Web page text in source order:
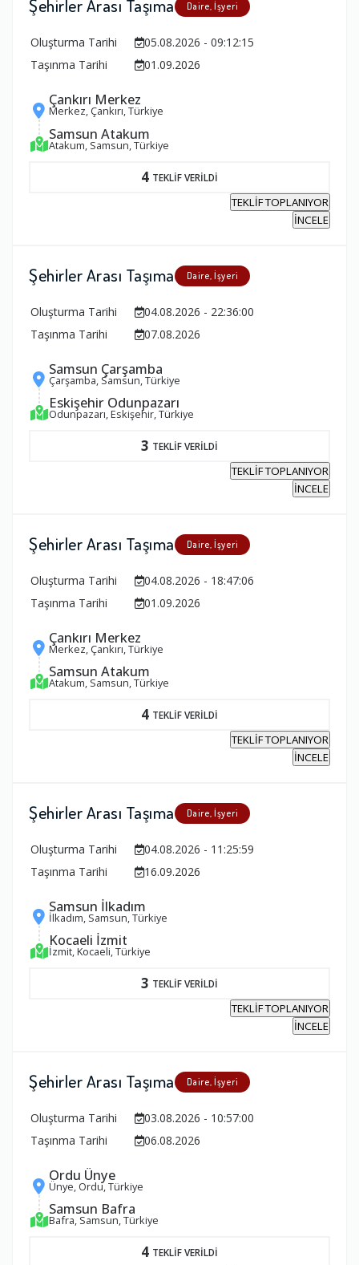
Şehirler Arası Taşıma Daire, İşyeri
Oluşturma Tarihi
05.08.2026 - 09:12:15
Taşınma Tarihi
01.09.2026
Çankırı Merkez
Merkez, Çankırı, Türkiye
Samsun Atakum
Atakum, Samsun, Türkiye
4 TEKLİF VERİLDİ
TEKLİF TOPLANIYOR
İNCELE
Şehirler Arası Taşıma Daire, İşyeri
Oluşturma Tarihi
04.08.2026 - 22:36:00
Taşınma Tarihi
07.08.2026
Samsun Çarşamba
Çarşamba, Samsun, Türkiye
Eskişehir Odunpazarı
Odunpazarı, Eskişehir, Türkiye
3 TEKLİF VERİLDİ
TEKLİF TOPLANIYOR
İNCELE
Şehirler Arası Taşıma Daire, İşyeri
Oluşturma Tarihi
04.08.2026 - 18:47:06
Taşınma Tarihi
01.09.2026
Çankırı Merkez
Merkez, Çankırı, Türkiye
Samsun Atakum
Atakum, Samsun, Türkiye
4 TEKLİF VERİLDİ
TEKLİF TOPLANIYOR
İNCELE
Şehirler Arası Taşıma Daire, İşyeri
Oluşturma Tarihi
04.08.2026 - 11:25:59
Taşınma Tarihi
16.09.2026
Samsun İlkadım
İlkadım, Samsun, Türkiye
Kocaeli İzmit
İzmit, Kocaeli, Türkiye
3 TEKLİF VERİLDİ
TEKLİF TOPLANIYOR
İNCELE
Şehirler Arası Taşıma Daire, İşyeri
Oluşturma Tarihi
03.08.2026 - 10:57:00
Taşınma Tarihi
06.08.2026
Ordu Ünye
Ünye, Ordu, Türkiye
Samsun Bafra
Bafra, Samsun, Türkiye
4 TEKLİF VERİLDİ